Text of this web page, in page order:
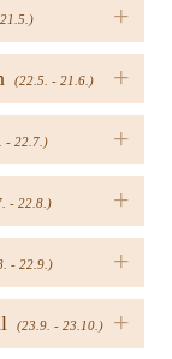
+
+
(22.5. - 21.6.)
+
- 22.7.)
+
- 22.8.)
+
- 22.9.)
+
(23.9. - 23.10.)